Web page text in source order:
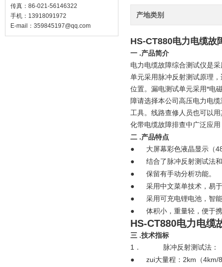
传真：86-021-56146322
手机：13918091972
E-mail： 359845197@qq.com
产地类别
HS-CT880电力电缆故
一 .产品简介
电力电缆故障综合测试仪是
单元采用脉冲反射测试原理
位置。漏电测试单元采用*电
障请选择本公司高压电力电
工具。线路查修人员也可以
化带电缆故障排查中广泛应
二 .产品特点
●
大屏幕彩色液晶显示（
●
结合了脉冲反射测试法
●
保留有手动分析功能。
●
采用中文菜单技术，易
●
采用可充电锂电池，智
●
体积小，重量轻，便于
HS-CT880电力电缆
三 .技术指标
1．
脉冲反射测试法：
●
zui大量程：2km（4km/